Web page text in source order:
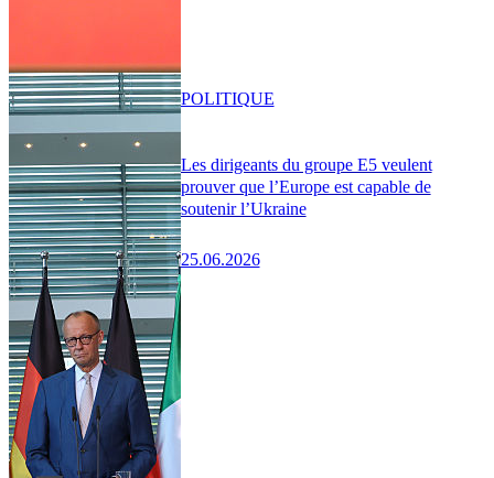
Les dirigeants du groupe E5 veulent
prouver que l’Europe est capable de
soutenir l’Ukraine
25.06.2026
POLITIQUE